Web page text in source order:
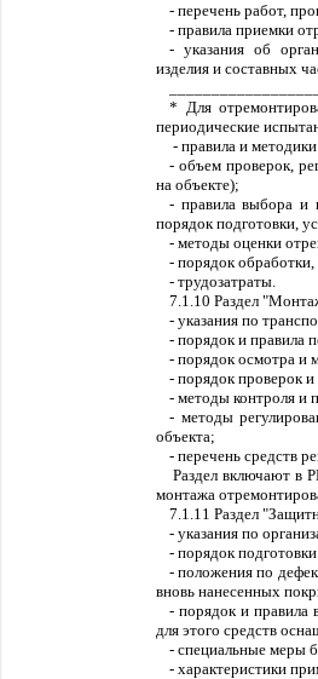
- перечень работ,
- правила приемки
- указания об
изделия и составных
* Для
периодические
- правила и
- объем проверок,
на объекте);
- правила выбора и
порядок подготовки,
- методы оценки
- порядок
- трудозатраты.
7.1.10 Раздел
- указания по
- порядок и правила
- порядок осмотра и
- порядок проверок
- методы контроля и
- методы
объекта;
- перечень средств
Раздел включают в
монтажа
7.1.11 Раздел
- указания по
- порядок
- положения по
вновь нанесенных
- порядок и правила
для этого средств
- специальные меры
- характеристики